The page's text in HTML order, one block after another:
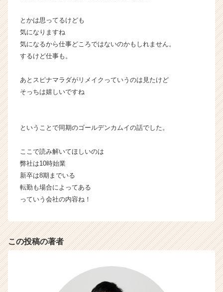
とかは思ってるけども
気になりますね
気になるから仕事どころではないのかもしれません。
するけど仕事も。
あとスピナマラダがリメイクっていうのは見たけど
そっちは嬉しいですね
ということで同期のゴールデンカムイの話でした。
ここで読み解いてほしいのは
弊社は10時始業
新卒は8期までいる
転勤も場合によってある
っていう会社の内容ね！
この投稿の著者